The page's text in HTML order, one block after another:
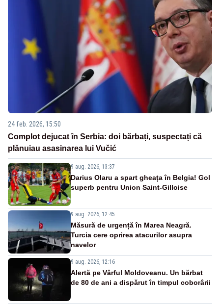
24 feb. 2026, 15:50
Complot dejucat în Serbia: doi bărbați, suspectați că
plănuiau asasinarea lui Vučić
9 aug. 2026, 13:37
Darius Olaru a spart gheața în Belgia! Gol
superb pentru Union Saint-Gilloise
9 aug. 2026, 12:45
Măsură de urgență în Marea Neagră.
Turcia cere oprirea atacurilor asupra
navelor
9 aug. 2026, 12:16
Alertă pe Vârful Moldoveanu. Un bărbat
de 80 de ani a dispărut în timpul coborârii